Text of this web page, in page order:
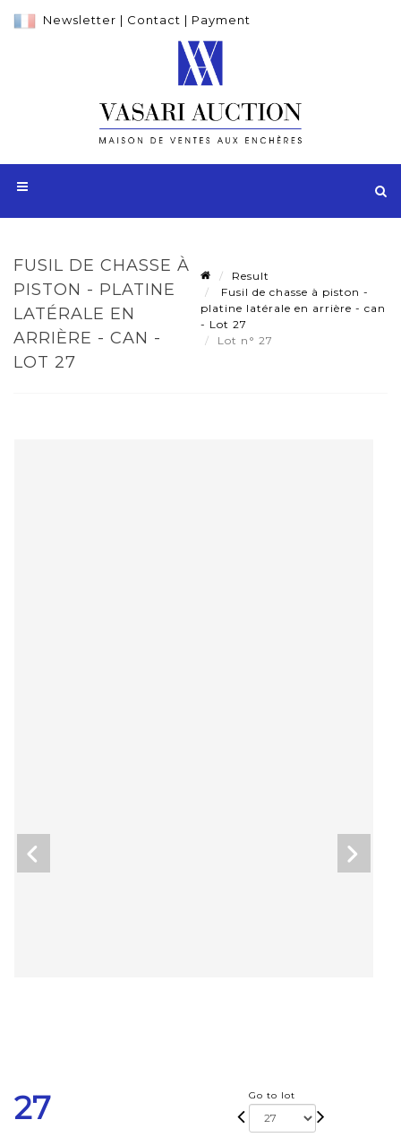
Newsletter | Contact | Payment
FUSIL DE CHASSE À
PISTON - PLATINE
LATÉRALE EN
ARRIÈRE - CAN -
LOT 27
Result
Fusil de chasse à piston -
platine latérale en arrière - can
- Lot 27
Lot n° 27
27 Go to lot